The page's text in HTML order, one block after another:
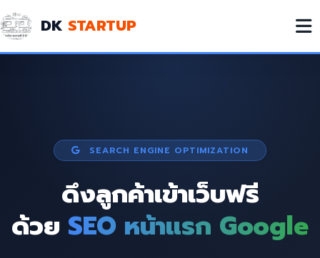
DK STARTUP
SEARCH ENGINE OPTIMIZATION
ดึงลูกค้าเข้าเว็บฟรี
ด้วย SEO หน้าแรก Google